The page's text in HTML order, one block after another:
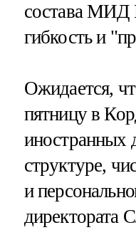
состава МИД
гибкость и
Ожидается,
пятницу в
иностранных
структуре,
и
директората